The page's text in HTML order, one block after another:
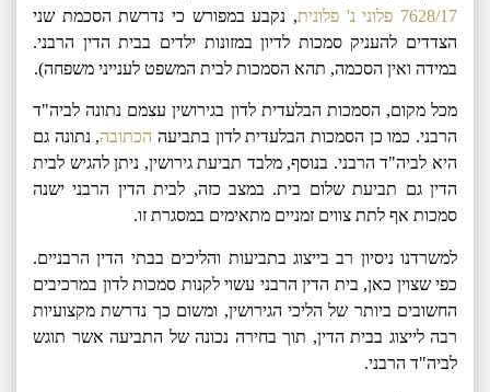
7628/17 פלוני נ' פלונית
, נקבע במפורש כי נדרשת הסכמת שני
הצדדים להעניק סמכות לדיון במזונות ילדים בבית הדין הרבני.
במידה ואין הסכמה, תהא הסמכות לבית המשפט לענייני משפחה).
מכל מקום, הסמכות הבלעדית לדון בגירושין עצמם נתונה לביה"ד
הרבני. כמו כן הסמכות הבלעדית לדון בתביעההכתובה, נתונה גם
היא לביה"ד הרבני. בנוסף,מלבד תביעת גירושין, ניתן להגיש לבית
הדין גם תביעת שלום בית. במצב כזה, לבית הדין הרבני ישנה
סמכות אף לתת צווים זמניים מתאימים במסגרת זו.
למשרדנו ניסיון רב בייצוג בתביעות והליכים בבתי הדין הרבניים.
כפי שצוין כאן, בית הדין הרבני עשוי לקנות סמכות לדון במרכיבים
החשובים ביותר של הליכי הגירושין, ומשום כך נדרשת מקצועיות
רבה לייצוג בבית הדין, תוך בחירה נכונה של התביעה אשר תוגש
לביה"ד הרבני.